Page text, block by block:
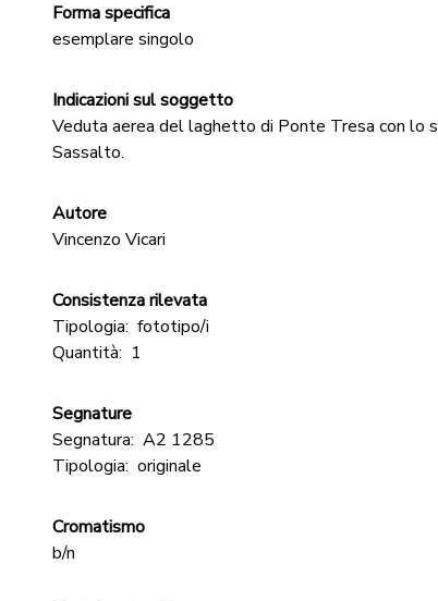
Forma specifica
esemplare singolo
Indicazioni sul soggetto
Veduta aerea del laghetto di Ponte Tresa con lo
Sassalto.
Autore
Vincenzo Vicari
Consistenza rilevata
Tipologia: fototipo/i
Quantità: 1
Segnature
Segnatura: A2 1285
Tipologia: originale
Cromatismo
b/n